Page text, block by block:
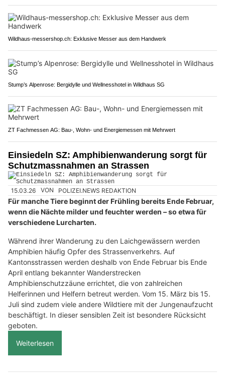
Wildhaus-messershop.ch: Exklusive Messer aus dem Handwerk
Stump’s Alpenrose: Bergidylle und Wellnesshotel in Wildhaus SG
ZT Fachmessen AG: Bau-, Wohn- und Energiemessen mit Mehrwert
Einsiedeln SZ: Amphibienwanderung sorgt für
Schutzmassnahmen an Strassen
15.03.26 VON POLIZEI.NEWS REDAKTION
Für manche Tiere beginnt der Frühling bereits Ende Februar,
wenn die Nächte milder und feuchter werden – so etwa für
verschiedene Lurcharten.
Während ihrer Wanderung zu den Laichgewässern werden
Amphibien häufig Opfer des Strassenverkehrs. Auf
Kantonsstrassen werden deshalb von Ende Februar bis Ende
April entlang bekannter Wanderstrecken
Amphibienschutzzäune errichtet, die von zahlreichen
Helferinnen und Helfern betreut werden. Vom 15. März bis 15.
Juli sind zudem viele andere Wildtiere mit der Jungenaufzucht
beschäftigt. In dieser sensiblen Zeit ist besondere Rücksicht
geboten.
Weiterlesen